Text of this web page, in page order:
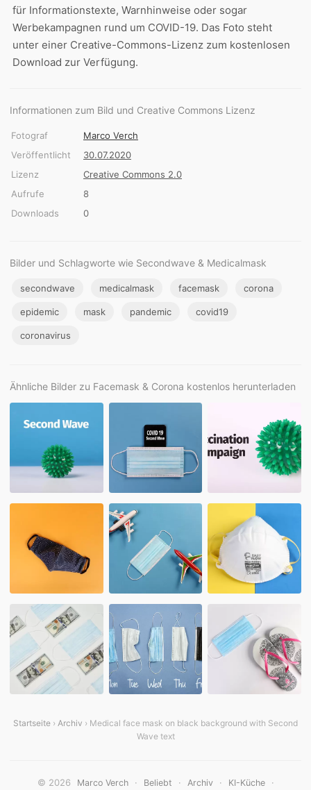
für Informationstexte, Warnhinweise oder sogar
Werbekampagnen rund um COVID-19. Das Foto steht
unter einer Creative-Commons-Lizenz zum kostenlosen
Download zur Verfügung.
Informationen zum Bild und Creative Commons Lizenz
Fotograf
Marco Verch
Veröffentlicht
30.07.2020
Lizenz
Creative Commons 2.0
Aufrufe
8
Downloads
0
Bilder und Schlagworte wie Secondwave & Medicalmask
secondwave medicalmask facemask corona
epidemic mask pandemic covid19
coronavirus
Ähnliche Bilder zu Facemask & Corona kostenlos herunterladen
Startseite › Archiv › Medical face mask on black background with Second
Wave text
© 2026 Marco Verch · Beliebt · Archiv · KI-Küche ·